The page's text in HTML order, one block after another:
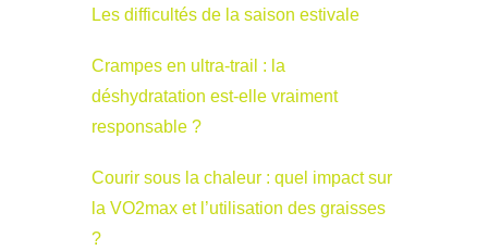
Les difficultés de la saison estivale
Crampes en ultra-trail : la
déshydratation est-elle vraiment
responsable ?
Courir sous la chaleur : quel impact sur
la VO2max et l’utilisation des graisses
?